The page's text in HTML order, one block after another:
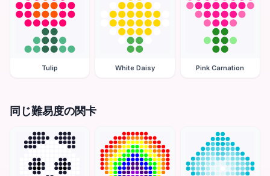
Tulip White Daisy Pink Carnation
同じ難易度の関卡